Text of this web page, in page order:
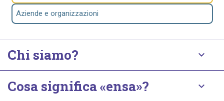
Aziende e organizzazioni
Chi siamo? keyboard_arrow_down
Cosa significa «ensa»? keyboard_arrow_down